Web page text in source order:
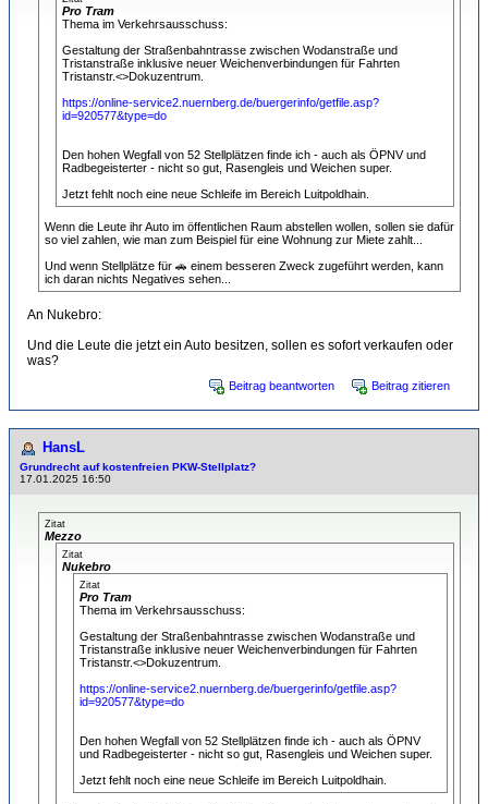
Pro Tram
Thema im Verkehrsausschuss:
Gestaltung der Straßenbahntrasse zwischen Wodanstraße und
Tristanstraße inklusive neuer Weichenverbindungen für Fahrten
Tristanstr.<>Dokuzentrum.
https://online-service2.nuernberg.de/buergerinfo/getfile.asp?
id=920577&type=do
Den hohen Wegfall von 52 Stellplätzen finde ich - auch als ÖPNV und
Radbegeisterter - nicht so gut, Rasengleis und Weichen super.
Jetzt fehlt noch eine neue Schleife im Bereich Luitpoldhain.
Wenn die Leute ihr Auto im öffentlichen Raum abstellen wollen, sollen sie dafür
so viel zahlen, wie man zum Beispiel für eine Wohnung zur Miete zahlt...
Und wenn Stellplätze für 🚗 einem besseren Zweck zugeführt werden, kann
ich daran nichts Negatives sehen...
An Nukebro:
Und die Leute die jetzt ein Auto besitzen, sollen es sofort verkaufen oder
was?
Beitrag beantworten Beitrag zitieren
HansL
Grundrecht auf kostenfreien PKW-Stellplatz?
17.01.2025 16:50
Zitat
Mezzo
Zitat
Nukebro
Zitat
Pro Tram
Thema im Verkehrsausschuss:
Gestaltung der Straßenbahntrasse zwischen Wodanstraße und
Tristanstraße inklusive neuer Weichenverbindungen für Fahrten
Tristanstr.<>Dokuzentrum.
https://online-service2.nuernberg.de/buergerinfo/getfile.asp?
id=920577&type=do
Den hohen Wegfall von 52 Stellplätzen finde ich - auch als ÖPNV
und Radbegeisterter - nicht so gut, Rasengleis und Weichen super.
Jetzt fehlt noch eine neue Schleife im Bereich Luitpoldhain.